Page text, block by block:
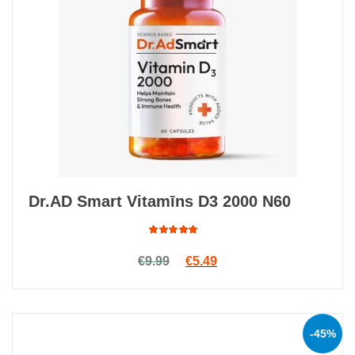
Dr.AD Smart Vitamīns D3 2000 N60
5.00
out
€9.99 Original price was: €9.99.
€5.49Current price is: €5.49.
-45%